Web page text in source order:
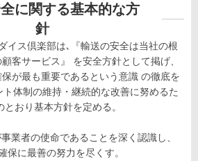
に関する基本的な方
針
ス倶楽部は､『輸送の安全は当社の根
客サービス』 を安全方針として掲げ、
が最も重要であるという意識 の徹底を
体制の維持・継続的な改善に努めるた
とおり基本方針を定める。
業者の使命であることを深く認識し、
保に最善の努力を尽くす。